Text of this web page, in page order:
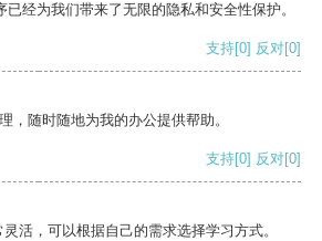
经为我们带来了无限的隐私和安全性保护。
支持[0] 反对[0]
，随时随地为我的办公提供帮助。
支持[0] 反对[0]
活，可以根据自己的需求选择学习方式。